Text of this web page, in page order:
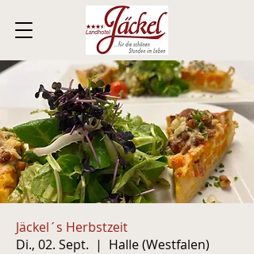
Jäckel´s Herbstzeit
Di., 02. Sept.
  |
Halle (Westfalen)